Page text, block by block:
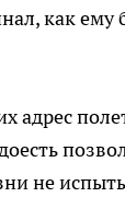
как ему
адрес
не